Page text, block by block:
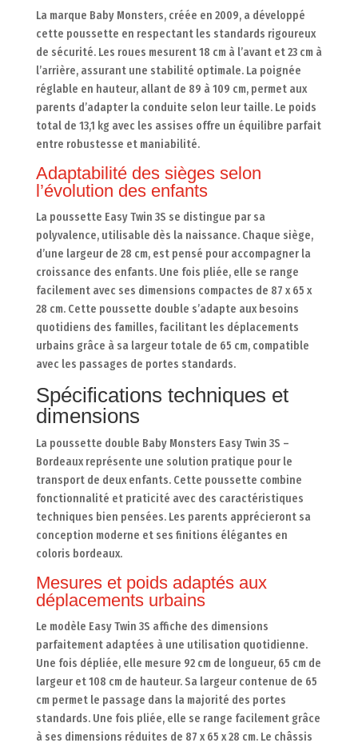
La marque Baby Monsters, créée en 2009, a développé
cette poussette en respectant les standards rigoureux
de sécurité. Les roues mesurent 18 cm à l’avant et 23 cm à
l’arrière, assurant une stabilité optimale. La poignée
réglable en hauteur, allant de 89 à 109 cm, permet aux
parents d’adapter la conduite selon leur taille. Le poids
total de 13,1 kg avec les assises offre un équilibre parfait
entre robustesse et maniabilité.
Adaptabilité des sièges selon
l’évolution des enfants
La poussette Easy Twin 3S se distingue par sa
polyvalence, utilisable dès la naissance. Chaque siège,
d’une largeur de 28 cm, est pensé pour accompagner la
croissance des enfants. Une fois pliée, elle se range
facilement avec ses dimensions compactes de 87 x 65 x
28 cm. Cette poussette double s’adapte aux besoins
quotidiens des familles, facilitant les déplacements
urbains grâce à sa largeur totale de 65 cm, compatible
avec les passages de portes standards.
Spécifications techniques et
dimensions
La poussette double Baby Monsters Easy Twin 3S –
Bordeaux représente une solution pratique pour le
transport de deux enfants. Cette poussette combine
fonctionnalité et praticité avec des caractéristiques
techniques bien pensées. Les parents apprécieront sa
conception moderne et ses finitions élégantes en
coloris bordeaux.
Mesures et poids adaptés aux
déplacements urbains
Le modèle Easy Twin 3S affiche des dimensions
parfaitement adaptées à une utilisation quotidienne.
Une fois dépliée, elle mesure 92 cm de longueur, 65 cm de
largeur et 108 cm de hauteur. Sa largeur contenue de 65
cm permet le passage dans la majorité des portes
standards. Une fois pliée, elle se range facilement grâce
à ses dimensions réduites de 87 x 65 x 28 cm. Le châssis